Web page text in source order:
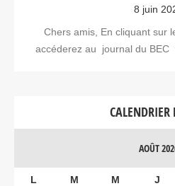
8 juin
Chers amis, En cliquant sur
accéderez au journal du BEC
CALENDRIER
AOÛT
L M M J